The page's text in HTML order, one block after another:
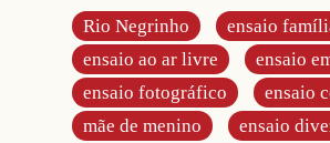
Rio Negrinho
ensaio
ensaio ao ar livre
ensaio
ensaio fotográfico
ensaio
mãe de menino
ensaio